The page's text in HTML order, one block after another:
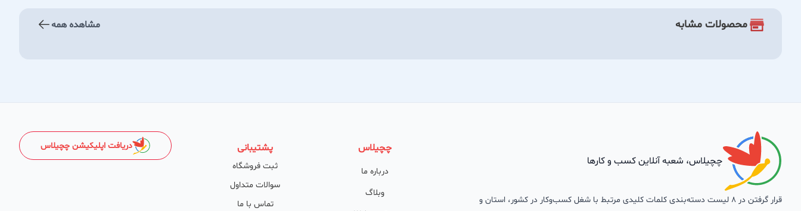
محصولات مشابه مشاهده همه
چچیلاس، شعبه آنلاین کسب و کارها
قرار گرفتن در 8 لیست دسته‌بندی کلمات کلیدی مرتبط با شغل کسب‌وکار در کشور، استان و
چچیلاس
درباره ما
وبلاگ
پشتیبانی
ثبت فروشگاه
سوالات متداول
تماس با ما
دریافت اپلیکیشن چچیلاس